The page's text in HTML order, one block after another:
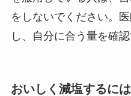
をしないでください。
し、自分に合う量を確
おいしく減塩するに